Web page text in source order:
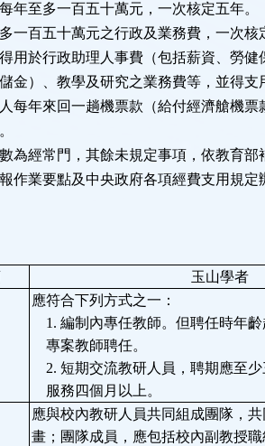
多一百五十萬元，一次核定五年。
五十萬元之行政及業務費，一次核
助理人事費（包括薪資、勞健
學及研究之業務費等，並得支
一趟機票款（給付經濟艙機票
，其餘未規定事項，依教育部
要點及中央政府各項經費支用規定
玉山學者
應符合下列方式之一：
1. 編制內專任教師。但聘任時年
專案教師聘任。
2. 短期交流教研人員，聘期應至
服務四個月以上。
應與校內教研人員共同組成團隊，
畫；團隊成員，應包括校內副教授